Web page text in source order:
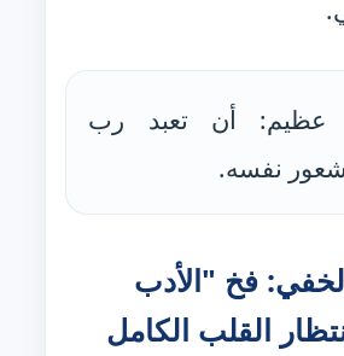
عظيم: أن تعبد رب
نفسه.
فخ "الأدب
القلب الكامل